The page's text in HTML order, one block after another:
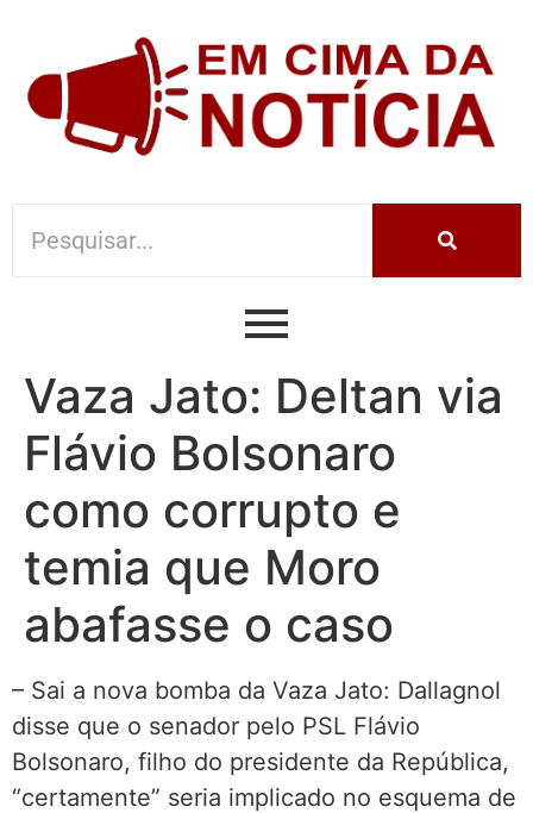
Vaza Jato: Deltan via
Flávio Bolsonaro
como corrupto e
temia que Moro
abafasse o caso
– Sai a nova bomba da Vaza Jato: Dallagnol
disse que o senador pelo PSL Flávio
Bolsonaro, filho do presidente da República,
“certamente” seria implicado no esquema de